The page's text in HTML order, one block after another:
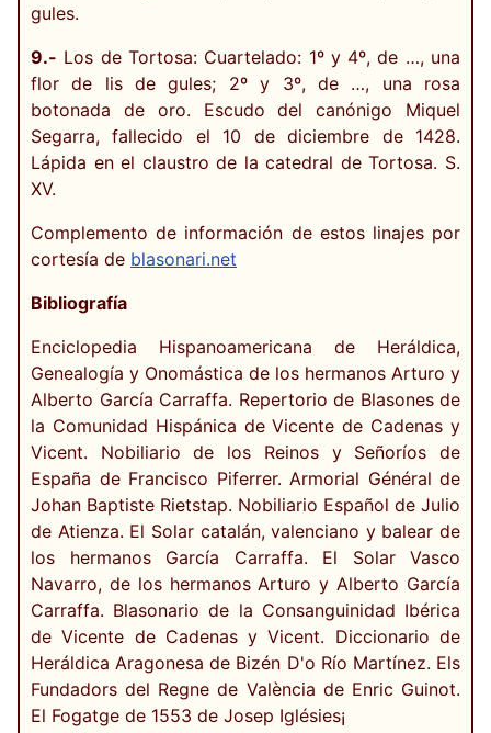
gules.
9.- Los de Tortosa: Cuartelado: 1º y 4º, de …, una
flor de lis de gules; 2º y 3º, de …, una rosa
botonada de oro. Escudo del canónigo Miquel
Segarra, fallecido el 10 de diciembre de 1428.
Lápida en el claustro de la catedral de Tortosa. S.
XV.
Complemento de información de estos linajes por
cortesía de blasonari.net
Bibliografía
Enciclopedia Hispanoamericana de Heráldica,
Genealogía y Onomástica de los hermanos Arturo y
Alberto García Carraffa. Repertorio de Blasones de
la Comunidad Hispánica de Vicente de Cadenas y
Vicent. Nobiliario de los Reinos y Señoríos de
España de Francisco Piferrer. Armorial Général de
Johan Baptiste Rietstap. Nobiliario Español de Julio
de Atienza. El Solar catalán, valenciano y balear de
los hermanos García Carraffa. El Solar Vasco
Navarro, de los hermanos Arturo y Alberto García
Carraffa. Blasonario de la Consanguinidad Ibérica
de Vicente de Cadenas y Vicent. Diccionario de
Heráldica Aragonesa de Bizén D'o Río Martínez. Els
Fundadors del Regne de València de Enric Guinot.
El Fogatge de 1553 de Josep Iglésies¡